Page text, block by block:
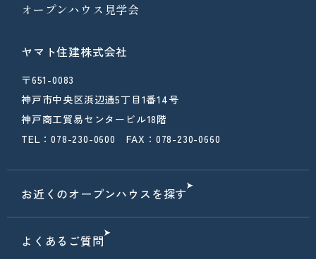
オープンハウス見学会
ヤマト住建株式会社
〒651-0083
神戸市中央区浜辺通5丁目1番14号
神戸商工貿易センタービル18階
TEL：078-230-0600 FAX：078-230-0660
お近くのオープンハウスを探す
よくあるご質問